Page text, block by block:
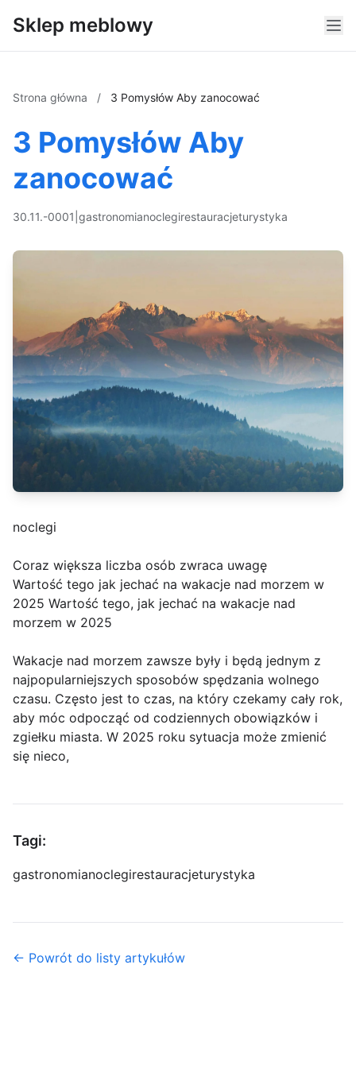
Sklep meblowy
Strona główna / 3 Pomysłów Aby zanocować
3 Pomysłów Aby
zanocować
30.11.-0001 gastronomianoclegirestauracjeturystyka
noclegi
Coraz większa liczba osób zwraca uwagę
Wartość tego jak jechać na wakacje nad morzem w
2025 Wartość tego, jak jechać na wakacje nad
morzem w 2025
Wakacje nad morzem zawsze były i będą jednym z
najpopularniejszych sposobów spędzania wolnego
czasu. Często jest to czas, na który czekamy cały rok,
aby móc odpocząć od codziennych obowiązków i
zgiełku miasta. W 2025 roku sytuacja może zmienić
się nieco,
Tagi:
gastronomianoclegirestauracjeturystyka
← Powrót do listy artykułów